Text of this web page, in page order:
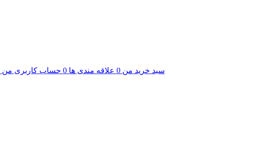
سبد خرید من 0 علاقه مندی ها 0 حساب کاربری من